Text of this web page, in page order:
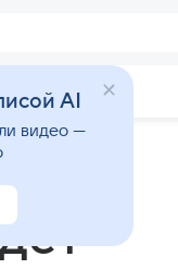
AI
видео —